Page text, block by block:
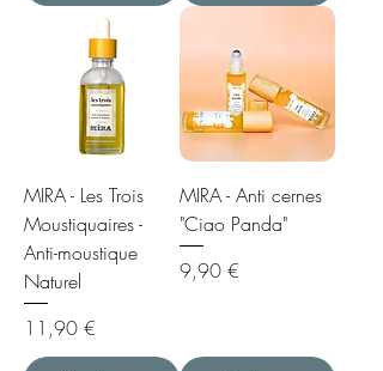
MIRA - Les Trois
Moustiquaires -
Anti-moustique
Naturel
Prix
11,90 €
MIRA - Anti cernes
"Ciao Panda"
Prix
9,90 €